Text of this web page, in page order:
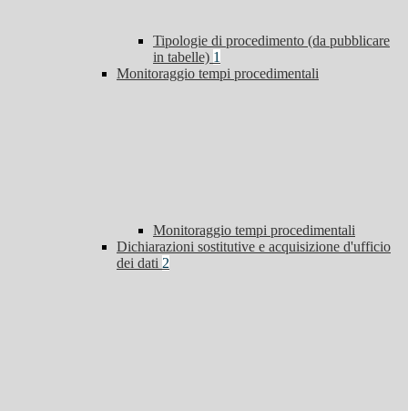
Tipologie di procedimento (da pubblicare
in tabelle) 1
Monitoraggio tempi procedimentali
Monitoraggio tempi procedimentali
Dichiarazioni sostitutive e acquisizione d'ufficio
dei dati 2